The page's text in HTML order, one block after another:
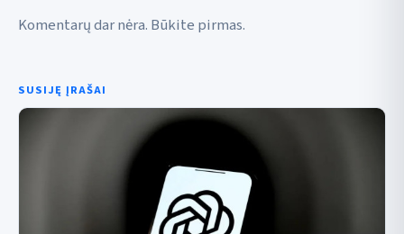
Komentarų dar nėra. Būkite pirmas.
SUSIJĘ ĮRAŠAI